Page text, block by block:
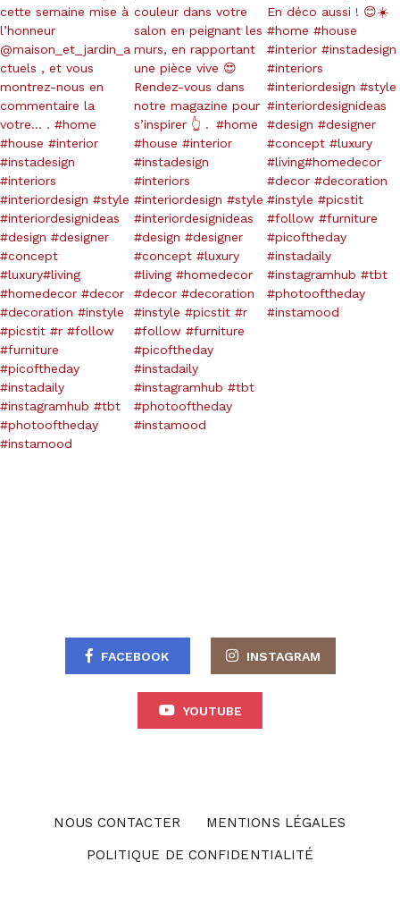
FACEBOOK INSTAGRAM
YOUTUBE
NOUS CONTACTER
MENTIONS LÉGALES
POLITIQUE DE CONFIDENTIALITÉ